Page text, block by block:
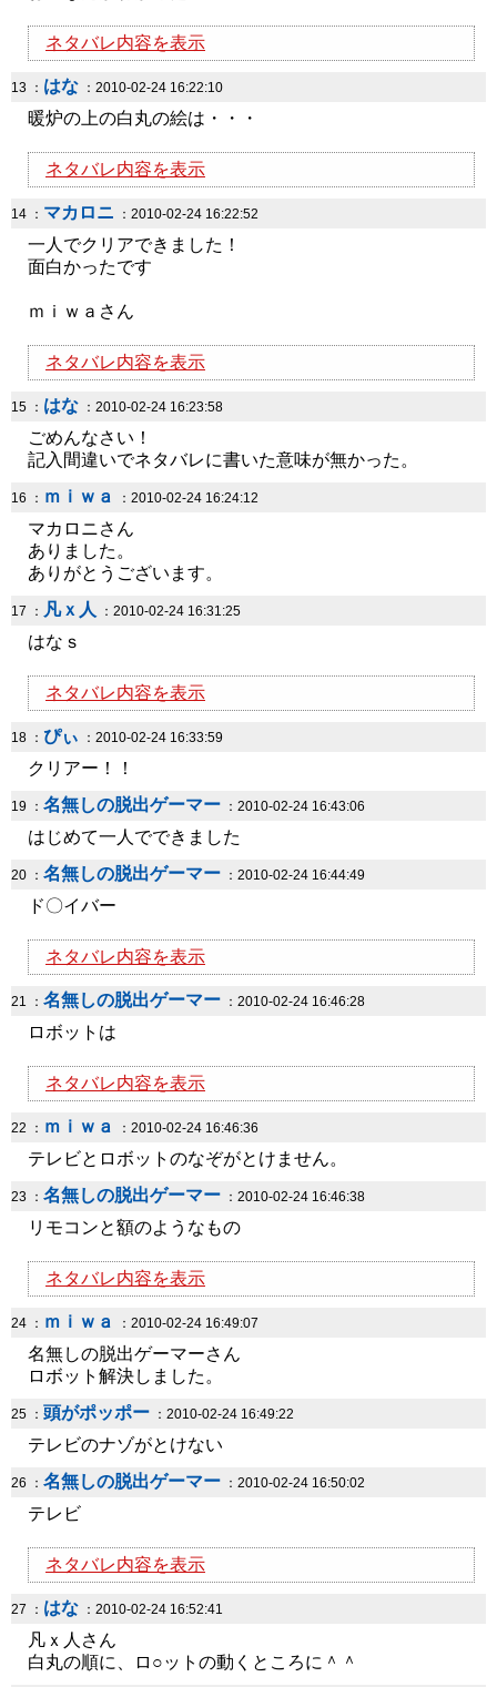
ネタバレ内容を表示
13 ： はな ：2010-02-24 16:22:10
暖炉の上の白丸の絵は・・・
ネタバレ内容を表示
14 ： マカロニ ：2010-02-24 16:22:52
一人でクリアできました！
面白かったです
ｍｉｗａさん
ネタバレ内容を表示
15 ： はな ：2010-02-24 16:23:58
ごめんなさい！
記入間違いでネタバレに書いた意味が無かった。
16 ： ｍｉｗａ ：2010-02-24 16:24:12
マカロニさん
ありました。
ありがとうございます。
17 ： 凡ｘ人 ：2010-02-24 16:31:25
はなｓ
ネタバレ内容を表示
18 ： ぴぃ ：2010-02-24 16:33:59
クリアー！！
19 ： 名無しの脱出ゲーマー ：2010-02-24 16:43:06
はじめて一人でできました
20 ： 名無しの脱出ゲーマー ：2010-02-24 16:44:49
ド〇イバー
ネタバレ内容を表示
21 ： 名無しの脱出ゲーマー ：2010-02-24 16:46:28
ロボットは
ネタバレ内容を表示
22 ： ｍｉｗａ ：2010-02-24 16:46:36
テレビとロボットのなぞがとけません。
23 ： 名無しの脱出ゲーマー ：2010-02-24 16:46:38
リモコンと額のようなもの
ネタバレ内容を表示
24 ： ｍｉｗａ ：2010-02-24 16:49:07
名無しの脱出ゲーマーさん
ロボット解決しました。
25 ： 頭がポッポー ：2010-02-24 16:49:22
テレビのナゾがとけない
26 ： 名無しの脱出ゲーマー ：2010-02-24 16:50:02
テレビ
ネタバレ内容を表示
27 ： はな ：2010-02-24 16:52:41
凡ｘ人さん
白丸の順に、ロ○ットの動くところに＾＾